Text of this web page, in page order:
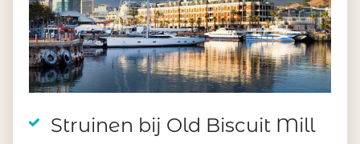
Struinen bij Old Biscuit Mill